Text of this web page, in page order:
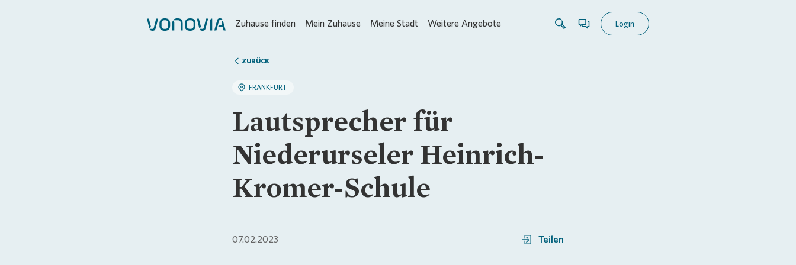
Zuhause finden Mein Zuhause Meine Stadt Weitere Angebote Login
ZURÜCK
FRANKFURT
Lautsprecher für
Niederurseler Heinrich-
Kromer-Schule
07.02.2023 Teilen